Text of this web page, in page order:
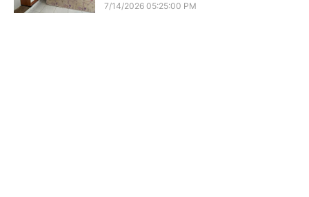
7/14/2026 05:25:00 PM